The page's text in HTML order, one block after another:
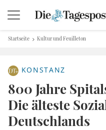
Startseite Kultur und Feuilleton
KONSTANZ
800 Jahre
Die älteste
Deutschlands